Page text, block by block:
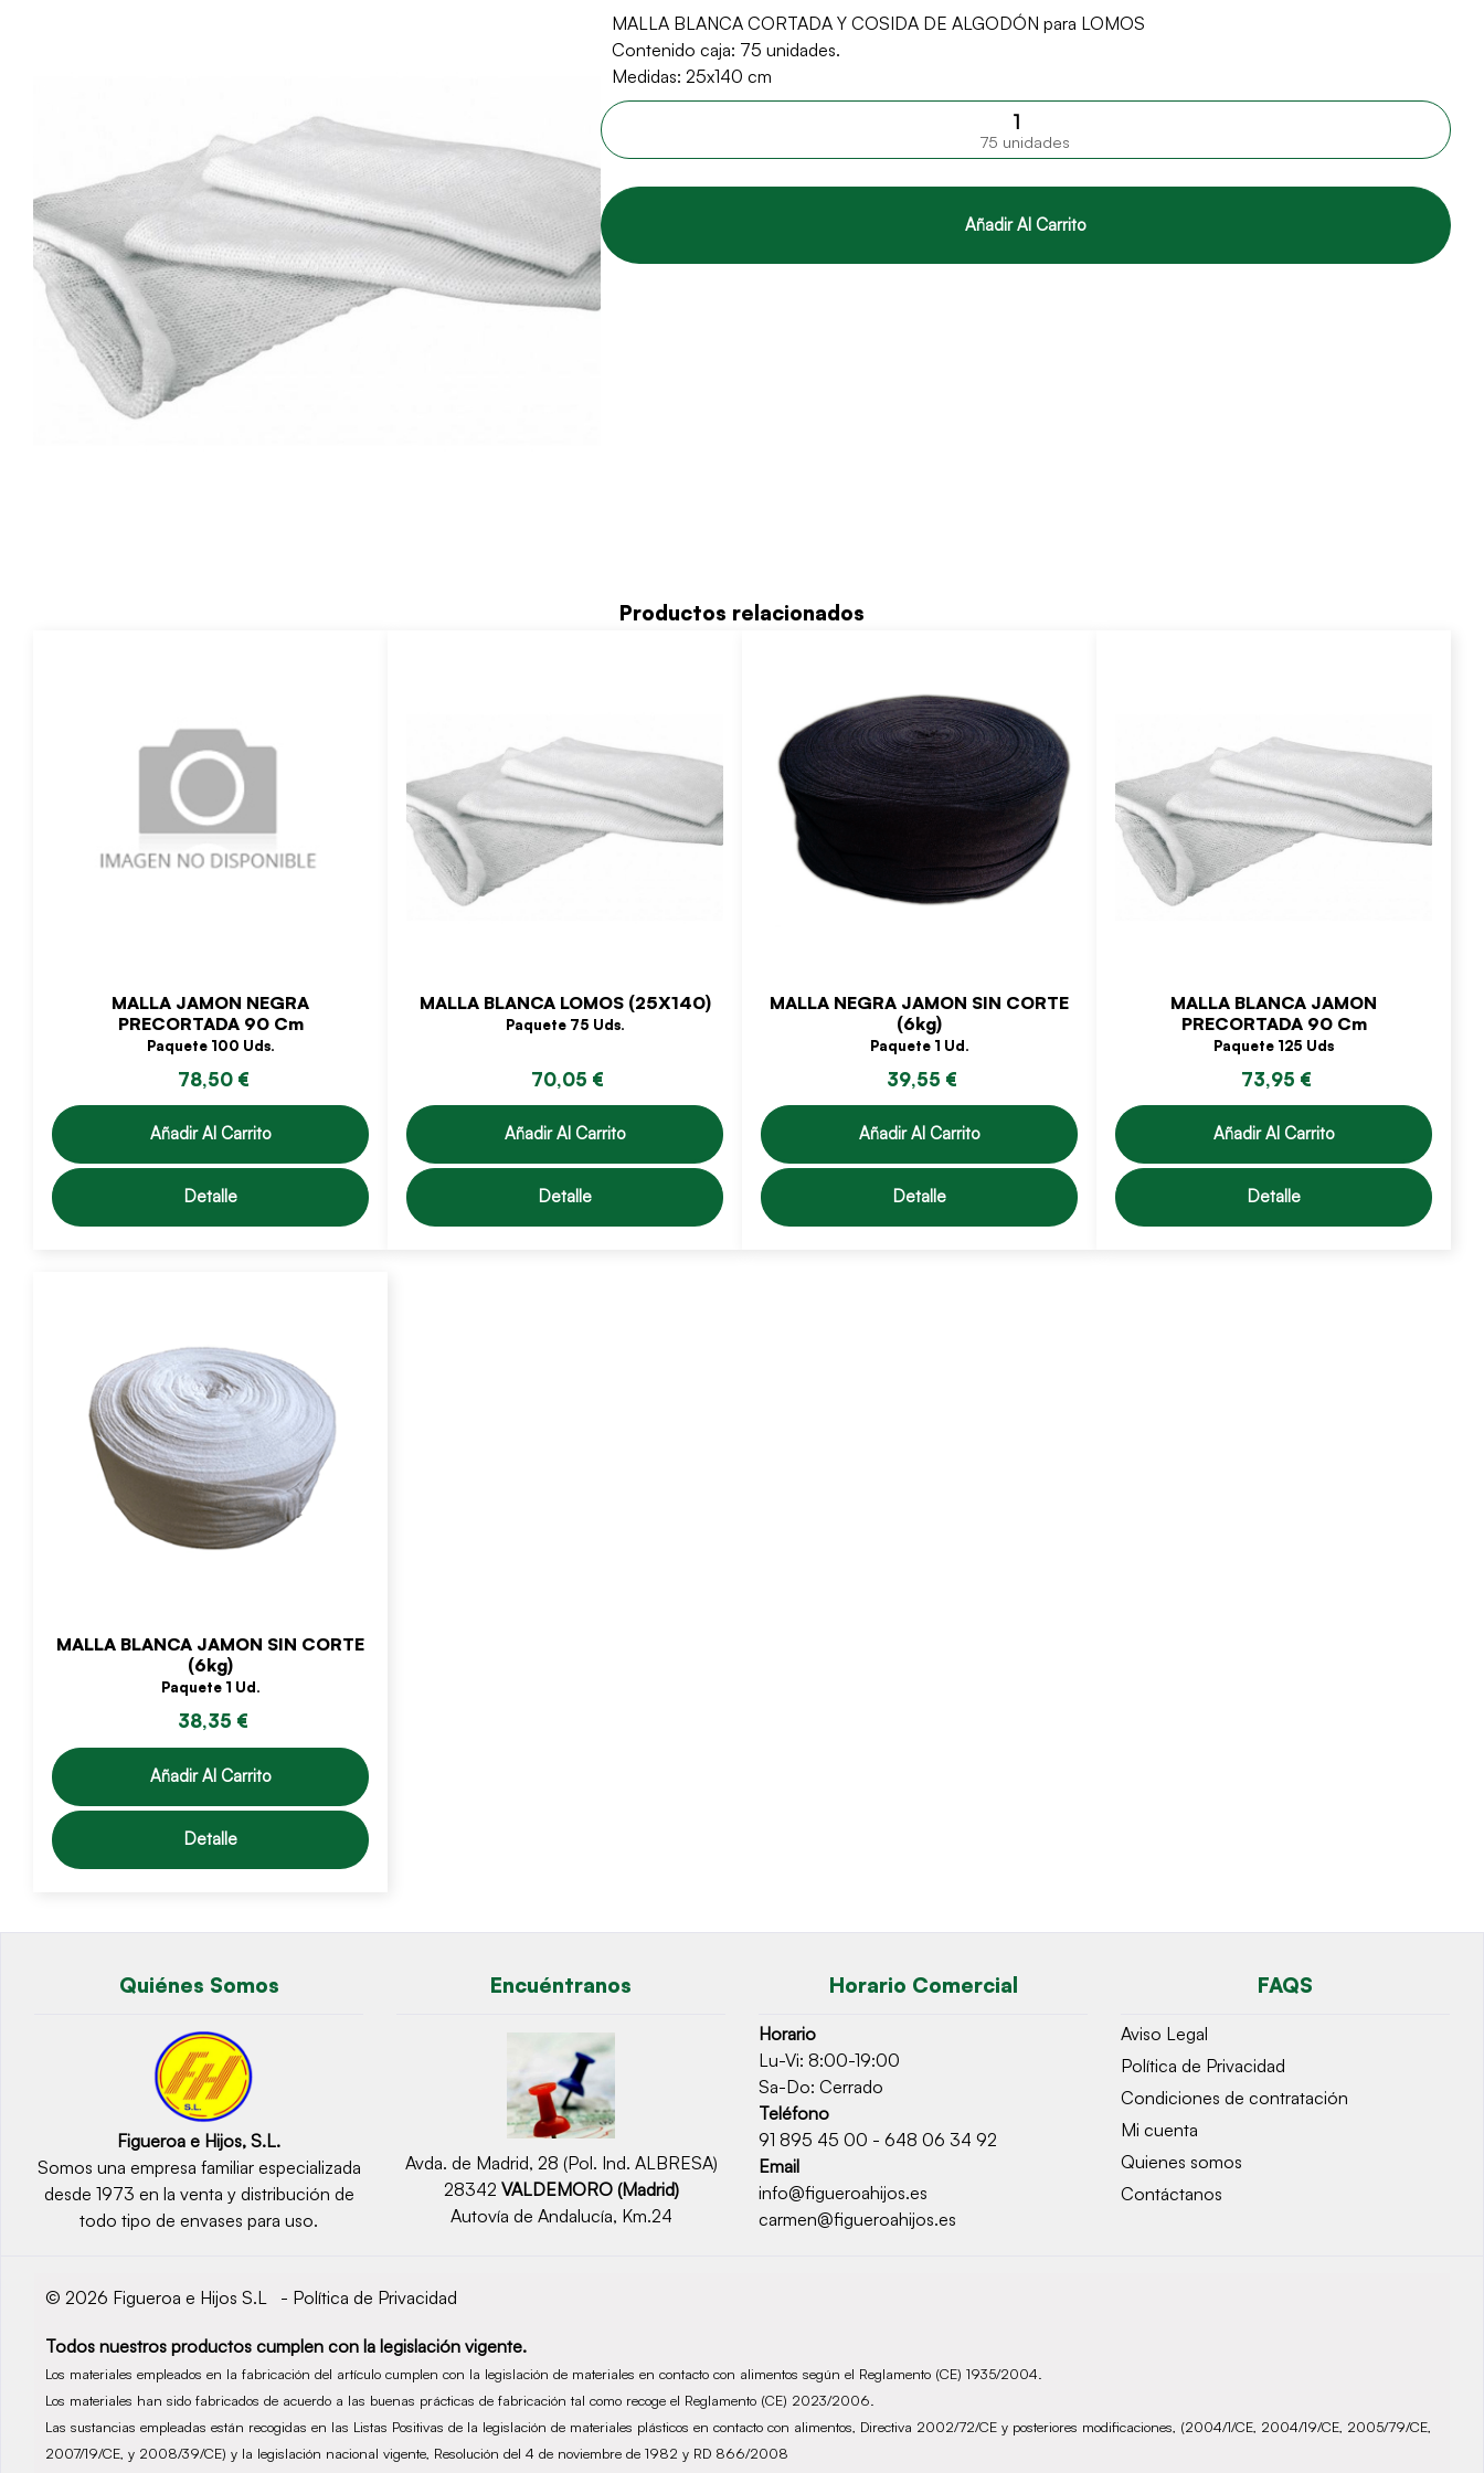
MALLA BLANCA CORTADA Y COSIDA DE ALGODÓN para LOMOS
Contenido caja: 75 unidades.
Medidas: 25x140 cm
75 unidades
Añadir Al Carrito
Productos relacionados
MALLA JAMON NEGRA
PRECORTADA 90 Cm
Paquete 100 Uds.
78,50 €
Añadir Al Carrito
Detalle
MALLA BLANCA LOMOS (25X140)
Paquete 75 Uds.
70,05 €
Añadir Al Carrito
Detalle
MALLA NEGRA JAMON SIN CORTE
(6kg)
Paquete 1 Ud.
39,55 €
Añadir Al Carrito
Detalle
MALLA BLANCA JAMON
PRECORTADA 90 Cm
Paquete 125 Uds
73,95 €
Añadir Al Carrito
Detalle
MALLA BLANCA JAMON SIN CORTE
(6kg)
Paquete 1 Ud.
38,35 €
Añadir Al Carrito
Detalle
Quiénes Somos
Figueroa e Hijos, S.L.
Somos una empresa familiar especializada
desde 1973 en la venta y distribución de
todo tipo de envases para uso.
Encuéntranos
Avda. de Madrid, 28 (Pol. Ind. ALBRESA)
28342 VALDEMORO (Madrid)
Autovía de Andalucía, Km.24
Horario Comercial
Horario
Lu-Vi: 8:00-19:00
Sa-Do: Cerrado
Teléfono
91 895 45 00 - 648 06 34 92
Email
info@figueroahijos.es
carmen@figueroahijos.es
FAQS
Aviso Legal
Política de Privacidad
Condiciones de contratación
Mi cuenta
Quienes somos
Contáctanos
© 2026 Figueroa e Hijos S.L - Política de Privacidad
Todos nuestros productos cumplen con la legislación vigente.
Los materiales empleados en la fabricación del artículo cumplen con la legislación de materiales en contacto con alimentos según el Reglamento (CE) 1935/2004.
Los materiales han sido fabricados de acuerdo a las buenas prácticas de fabricación tal como recoge el Reglamento (CE) 2023/2006.
Las sustancias empleadas están recogidas en las Listas Positivas de la legislación de materiales plásticos en contacto con alimentos, Directiva 2002/72/CE y posteriores modificaciones, (2004/1/CE, 2004/19/CE, 2005/79/CE,
2007/19/CE, y 2008/39/CE) y la legislación nacional vigente, Resolución del 4 de noviembre de 1982 y RD 866/2008